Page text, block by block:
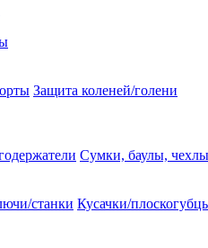
Защита коленей/голени
Сумки, баулы, чехлы
станки Кусачки/